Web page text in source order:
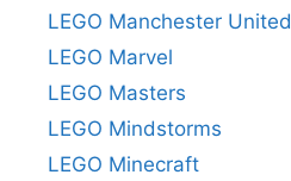
LEGO Manchester United
LEGO Marvel
LEGO Masters
LEGO Mindstorms
LEGO Minecraft